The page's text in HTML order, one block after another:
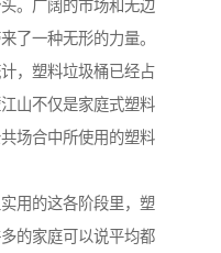
。广阔的市场和无边
了一种无形的力量。
，塑料垃圾桶已经占
山不仅是家庭式塑料
场合中所使用的塑料
用的这各阶段里，塑
的家庭可以说平均都